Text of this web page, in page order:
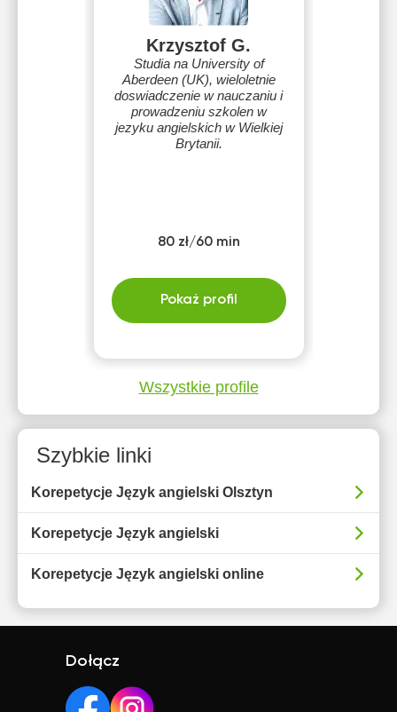
Krzysztof G.
Studia na University of
Aberdeen (UK), wieloletnie
doswiadczenie w nauczaniu i
prowadzeniu szkolen w
jezyku angielskich w Wielkiej
Brytanii.
80 zł/60 min
Pokaż profil
Wszystkie profile
Szybkie linki
Korepetycje Język angielski Olsztyn
Korepetycje Język angielski
Korepetycje Język angielski online
Dołącz